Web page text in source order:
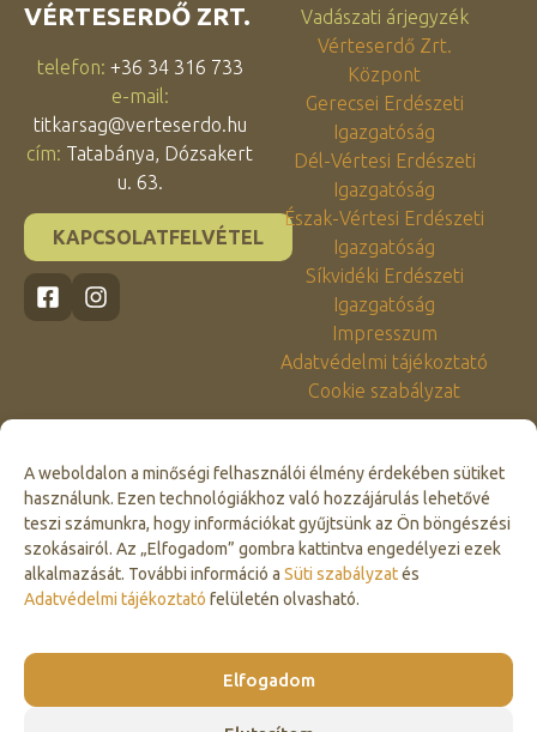
A weboldalon a minőségi felhasználói élmény érdekében sütiket
használunk. Ezen technológiákhoz való hozzájárulás lehetővé
teszi számunkra, hogy információkat gyűjtsünk az Ön böngészési
szokásairól. Az „Elfogadom” gombra kattintva engedélyezi ezek
alkalmazását. További információ a Süti szabályzatés
Adatvédelmi tájékoztató felületén olvasható.
Elfogadom
Click to accept marketing cookies and
VÉRTESERDŐ ZRT.
telefon: +36 34 316 733
e-mail:
titkarsag@verteserdo.hu
cím: Tatabánya, Dózsakert
u. 63.
KAPCSOLATFELVÉTEL
Vadászati árjegyzék
Vérteserdő Zrt.
Központ
Gerecsei Erdészeti
Igazgatóság
Dél-Vértesi Erdészeti
Igazgatóság
Észak-Vértesi Erdészeti
Igazgatóság
Síkvidéki Erdészeti
Igazgatóság
Impresszum
Adatvédelmi tájékoztató
Cookie szabályzat